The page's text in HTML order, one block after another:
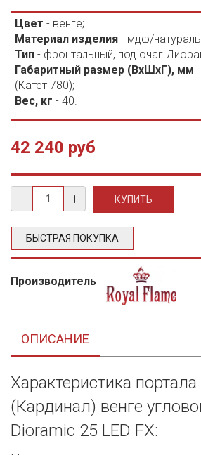
Цвет - венге;
Материал изделия - мдф/
Тип - фронтальный, под очаг
Габаритный размер (ВхШхГ), мм
(Катет 780);
Вес, кг - 40.
42 240 руб
БЫСТРАЯ ПОКУПКА
Производитель
ОПИСАНИЕ
Характеристика портала
(Кардинал) венге
Dioramic 25 LED FX: